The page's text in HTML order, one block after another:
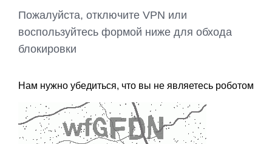
Пожалуйста, отключите VPN или
воспользуйтесь формой ниже для обхода
блокировки
Нам нужно убедиться, что вы не являетесь роботом